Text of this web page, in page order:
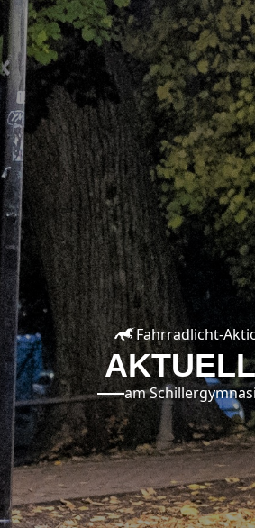
Fahrradlicht-
am